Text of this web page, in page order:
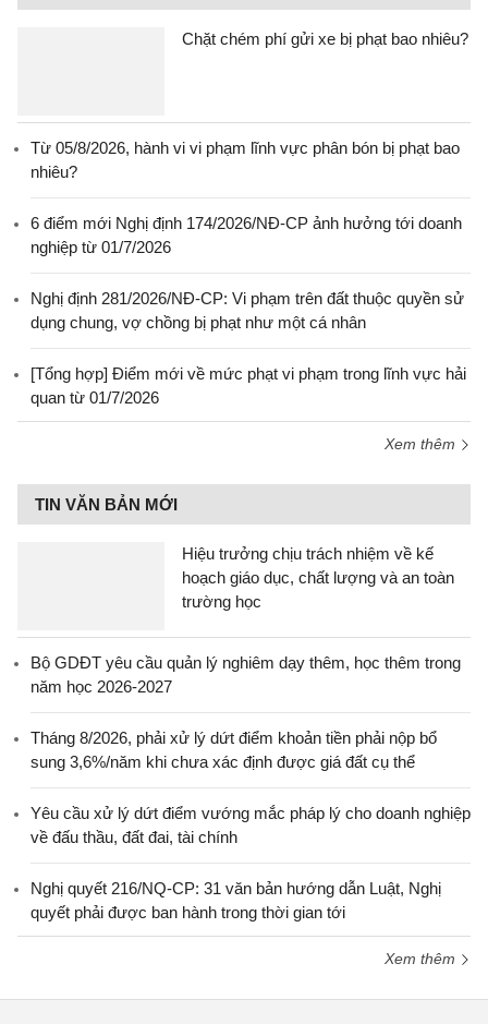
Chặt chém phí gửi xe bị phạt bao nhiêu?
Từ 05/8/2026, hành vi vi phạm lĩnh vực phân bón bị phạt bao
nhiêu?
6 điểm mới Nghị định 174/2026/NĐ-CP ảnh hưởng tới doanh
nghiệp từ 01/7/2026
Nghị định 281/2026/NĐ-CP: Vi phạm trên đất thuộc quyền sử
dụng chung, vợ chồng bị phạt như một cá nhân
[Tổng hợp] Điểm mới về mức phạt vi phạm trong lĩnh vực hải
quan từ 01/7/2026
Xem thêm
TIN VĂN BẢN MỚI
Hiệu trưởng chịu trách nhiệm về kế
hoạch giáo dục, chất lượng và an toàn
trường học
Bộ GDĐT yêu cầu quản lý nghiêm dạy thêm, học thêm trong
năm học 2026-2027
Tháng 8/2026, phải xử lý dứt điểm khoản tiền phải nộp bổ
sung 3,6%/năm khi chưa xác định được giá đất cụ thể
Yêu cầu xử lý dứt điểm vướng mắc pháp lý cho doanh nghiệp
về đấu thầu, đất đai, tài chính
Nghị quyết 216/NQ-CP: 31 văn bản hướng dẫn Luật, Nghị
quyết phải được ban hành trong thời gian tới
Xem thêm